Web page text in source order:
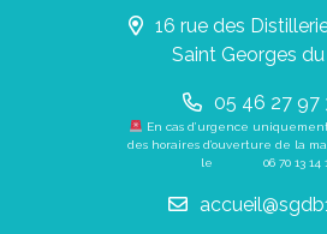
16 rue des
Saint Georges
05 46 27 97
En cas d’urgence
des horaires d’ouverture de la
le 06 70 13 14